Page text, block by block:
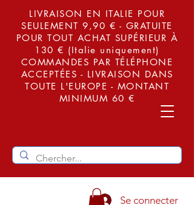
LIVRAISON EN ITALIE POUR
SEULEMENT 9,90 € - GRATUITE
POUR TOUT ACHAT SUPÉRIEUR À
130 € (Italie uniquement)
COMMANDES PAR TÉLÉPHONE
ACCEPTÉES - LIVRAISON DANS
TOUTE L'EUROPE - MONTANT
MINIMUM 60 €
Se connecter